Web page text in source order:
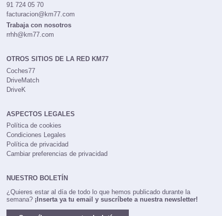
91 724 05 70
facturacion@km77.com
Trabaja con nosotros
rrhh@km77.com
OTROS SITIOS DE LA RED KM77
Coches77
DriveMatch
DriveK
ASPECTOS LEGALES
Política de cookies
Condiciones Legales
Política de privacidad
Cambiar preferencias de privacidad
NUESTRO BOLETÍN
¿Quieres estar al día de todo lo que hemos publicado durante la
semana? ¡Inserta ya tu email y suscríbete a nuestra newsletter!